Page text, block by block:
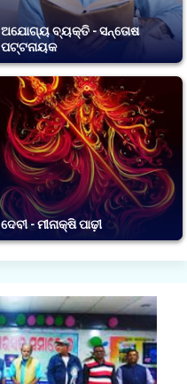
ଅଯୋଗ୍ୟ ବ୍ୟକ୍ତି - ସନ୍ତୋଷ
ପଟ୍ଟନାୟକ
ଦେବୀ - ମୀନାକ୍ଷି ପାଢ଼ୀ